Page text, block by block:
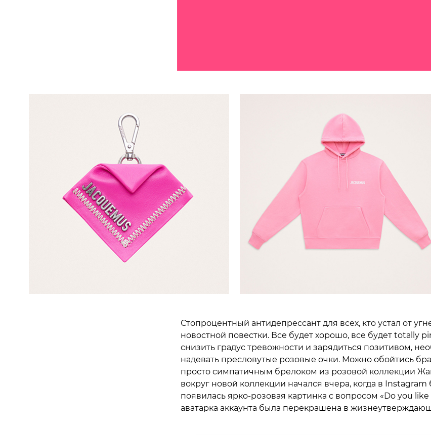
Стопроцентный антидепрессант для всех, кто устал от
новостной повестки. Все будет хорошо, все будет totally
снизить градус тревожности и зарядиться позитивом,
надевать пресловутые розовые очки. Можно обойтись
просто симпатичным брелоком из розовой коллекции
вокруг новой коллекции начался вчера, когда в Instagram
появилась ярко-розовая картинка с вопросом «Do you like
аватарка аккаунта была перекрашена в